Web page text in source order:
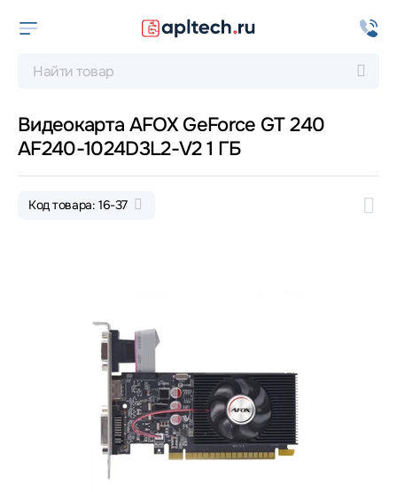
Видеокарта AFOX GeForce GT 240
AF240-1024D3L2-V2 1 ГБ
Код товара: 16-37